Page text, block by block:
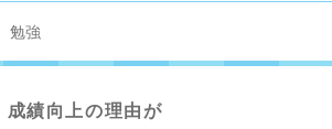
勉強
成績向上の理由が